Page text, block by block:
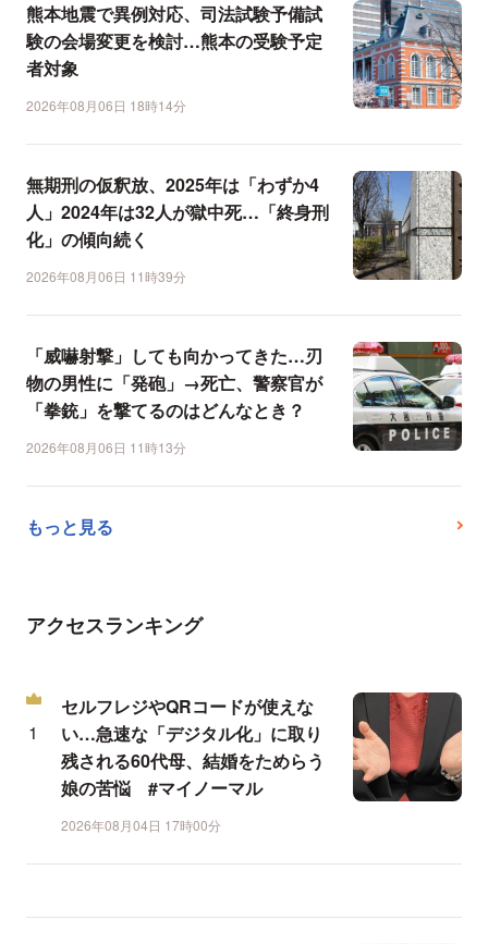
熊本地震で異例対応、司法試験予備試
験の会場変更を検討…熊本の受験予定
者対象
2026年08月06日 18時14分
無期刑の仮釈放、2025年は「わずか4
人」2024年は32人が獄中死…「終身刑
化」の傾向続く
2026年08月06日 11時39分
「威嚇射撃」しても向かってきた…刃
物の男性に「発砲」→死亡、警察官が
「拳銃」を撃てるのはどんなとき？
2026年08月06日 11時13分
もっと見る
アクセスランキング
セルフレジやQRコードが使えな
い…急速な「デジタル化」に取り
残される60代母、結婚をためらう
娘の苦悩 #マイノーマル
2026年08月04日 17時00分